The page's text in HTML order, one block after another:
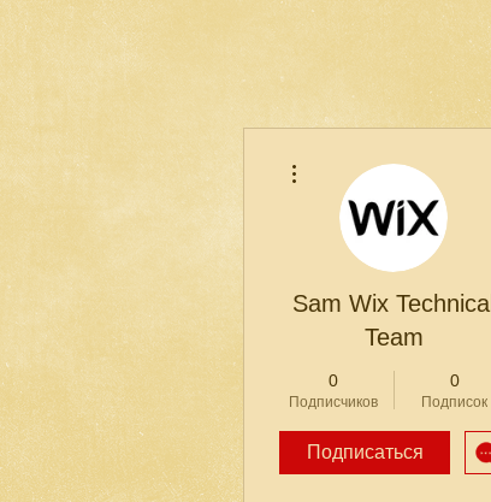
Sam Wix Technical
Team
0
Подписчиков
0
Подписок
Подписаться